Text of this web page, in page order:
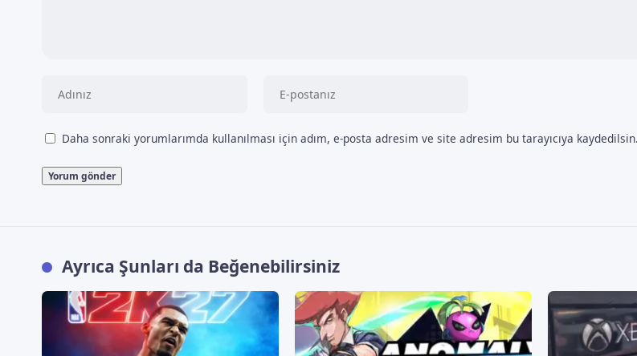
Daha sonraki yorumlarımda kullanılması için adım, e-posta adresim ve site adresim bu tarayıcıya kaydedilsin.
Ayrıca Şunları da Beğenebilirsiniz